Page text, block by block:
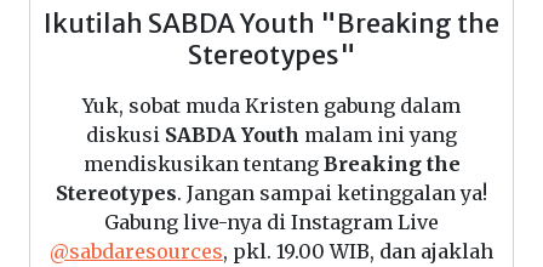
Ikutilah SABDA Youth "Breaking the
Stereotypes"
Yuk, sobat muda Kristen gabung dalam
diskusi SABDA Youth malam ini yang
mendiskusikan tentang Breaking the
Stereotypes. Jangan sampai ketinggalan ya!
Gabung live-nya di Instagram Live
@sabdaresources, pkl. 19.00 WIB, dan ajaklah